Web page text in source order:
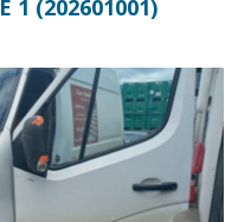
1 (202601001)